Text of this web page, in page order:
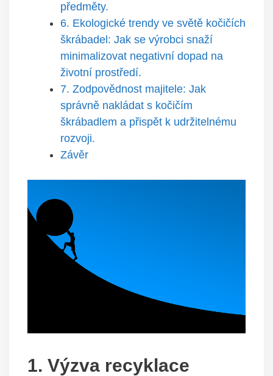
předměty.
6. Ekologické trendy ve světě kočičích
škrábadel: Jak se výrobci snaží
minimalizovat negativní dopad na
životní prostředí.
7. Zodpovědnost majitele: Jak
správně nakládat s kočičím
škrábadlem a přispět k udržitelnému
rozvoji.
Závěr
1. Výzva recyklace